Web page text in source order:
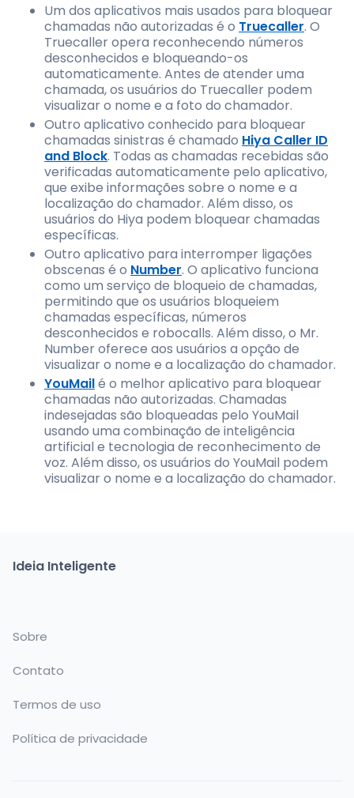
Um dos aplicativos mais usados ​​para bloquear
chamadas não autorizadas é o Truecaller. O
Truecaller opera reconhecendo números
desconhecidos e bloqueando-os
automaticamente. Antes de atender uma
chamada, os usuários do Truecaller podem
visualizar o nome e a foto do chamador.
Outro aplicativo conhecido para bloquear
chamadas sinistras é chamado Hiya Caller ID
and Block. Todas as chamadas recebidas são
verificadas automaticamente pelo aplicativo,
que exibe informações sobre o nome e a
localização do chamador. Além disso, os
usuários do Hiya podem bloquear chamadas
específicas.
Outro aplicativo para interromper ligações
obscenas é o Number. O aplicativo funciona
como um serviço de bloqueio de chamadas,
permitindo que os usuários bloqueiem
chamadas específicas, números
desconhecidos e robocalls. Além disso, o Mr.
Number oferece aos usuários a opção de
visualizar o nome e a localização do chamador.
YouMailé o melhor aplicativo para bloquear
chamadas não autorizadas. Chamadas
indesejadas são bloqueadas pelo YouMail
usando uma combinação de inteligência
artificial e tecnologia de reconhecimento de
voz. Além disso, os usuários do YouMail podem
visualizar o nome e a localização do chamador.
Ideia Inteligente
Sobre
Contato
Termos de uso
Política de privacidade